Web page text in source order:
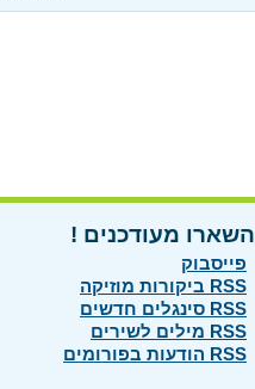
השארו מעודכנים !
פייסבוק
RSS ביקורות מוזיקה
RSS סינגלים חדשים
RSS מילים לשירים
RSS הודעות בפורומים